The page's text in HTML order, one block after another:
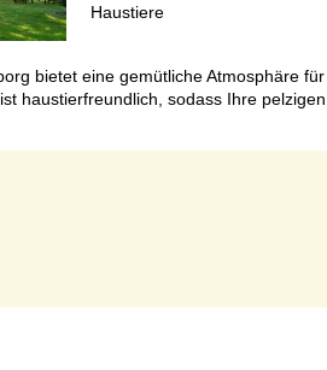
Haustiere
bietet eine gemütliche Atmosphäre
haustierfreundlich, sodass Ihre